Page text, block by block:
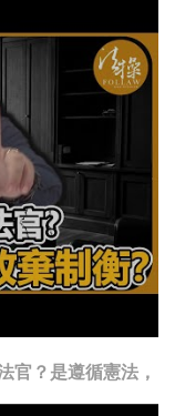
官？是遵循憲法，